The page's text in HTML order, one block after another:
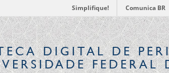
Simplifique! Comunica BR
DIGITALDE
FEDERAL